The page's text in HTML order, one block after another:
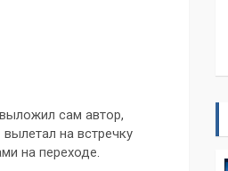
сам автор,
на встречку
на переходе.